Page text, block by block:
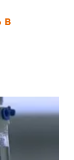
в